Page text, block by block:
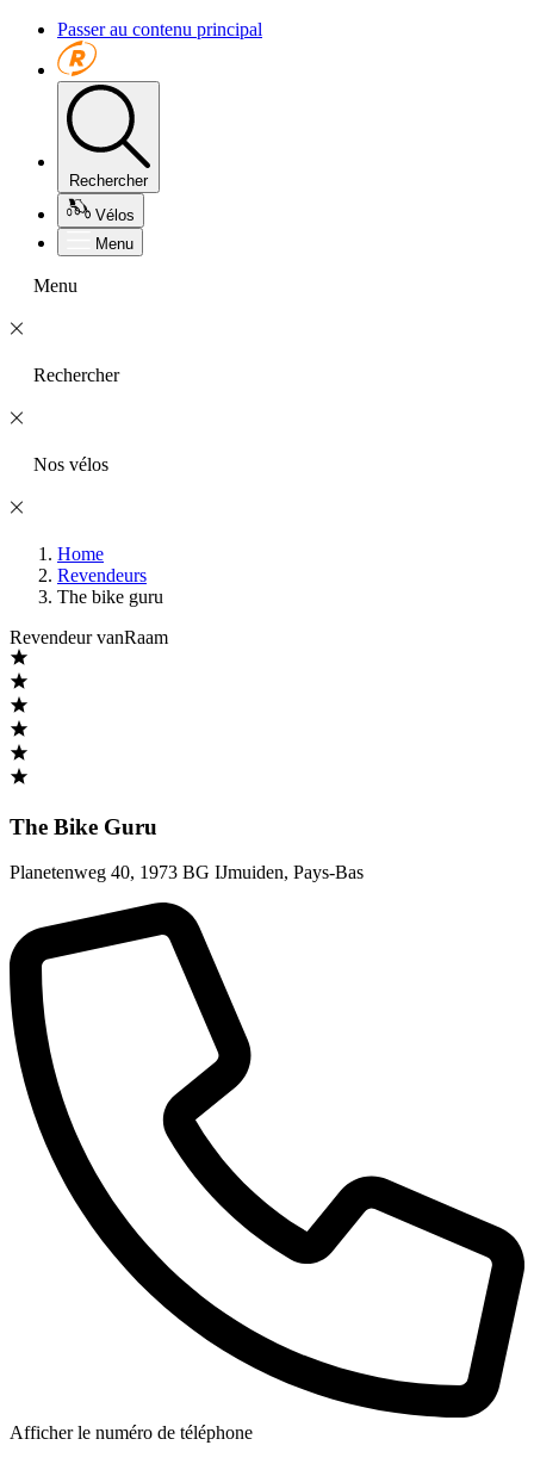
Passer au contenu principal
Rechercher
Vélos
Menu
Menu
Rechercher
Nos vélos
Home
Revendeurs
The bike guru
Revendeur vanRaam
The Bike Guru
Planetenweg 40, 1973 BG IJmuiden, Pays-Bas
Afficher le numéro de téléphone